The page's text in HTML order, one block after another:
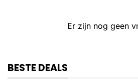
Er zijn nog geen
BESTE DEALS